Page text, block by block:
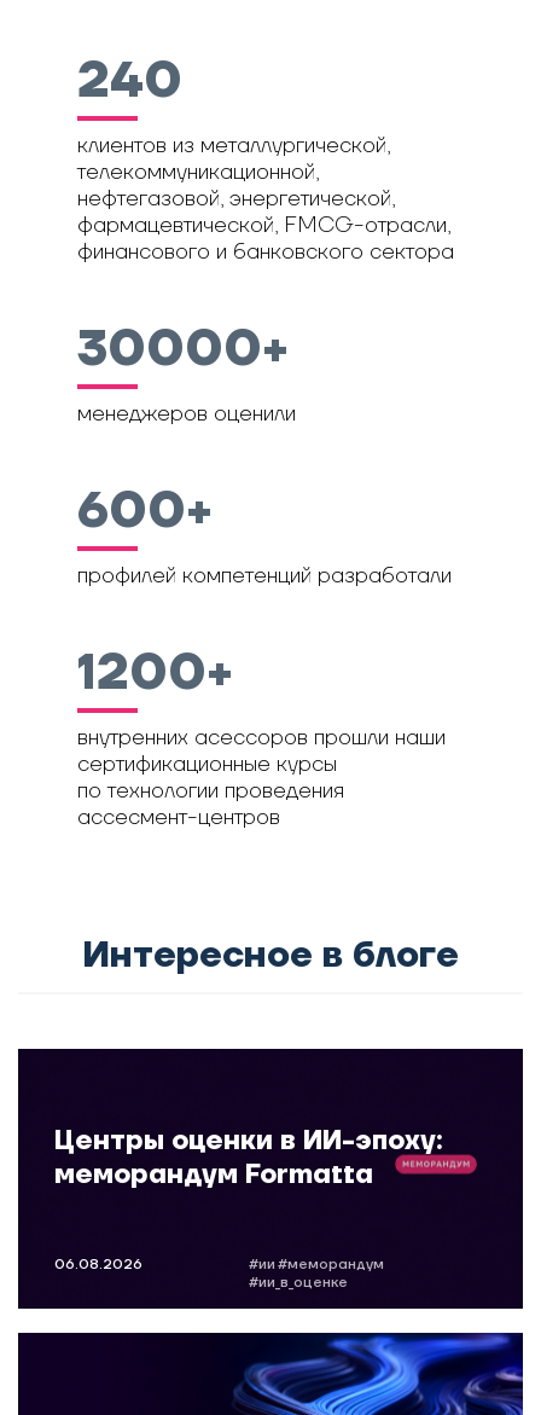
240
клиентов из металлургической,
телекоммуникационной,
нефтегазовой, энергетической,
фармацевтической, FMCG-отрасли,
финансового и банковского сектора
30000+
менеджеров оценили
600+
профилей компетенций разработали
1200+
внутренних асессоров прошли наши
сертификационные курсы
по технологии проведения
ассесмент-центров
Интересное в блоге
Центры оценки в ИИ-эпоху:
меморандум Formatta
06.08.2026 #ии #меморандум
#ии_в_оценке